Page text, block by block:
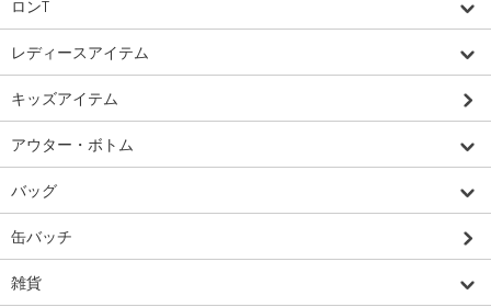
ロンT
レディースアイテム
キッズアイテム
アウター・ボトム
バッグ
缶バッチ
雑貨